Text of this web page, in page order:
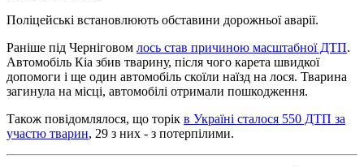
Поліцейські встановлюють обставини дорожньої аварії.
Раніше під Черніговом лось став причиною масштабної ДТП.
Автомобіль Кіа збив тварину, після чого карета швидкої
допомоги і ще один автомобіль скоїли наїзд на лося. Тварина
загинула на місці, автомобілі отримали пошкодження.
Також повідомлялося, що торік в Україні сталося 550 ДТП за
участю тварин, 29 з них - з потерпілими.